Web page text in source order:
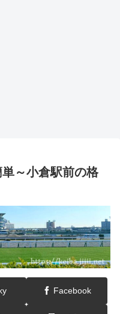
～小倉駅前の格
Facebook